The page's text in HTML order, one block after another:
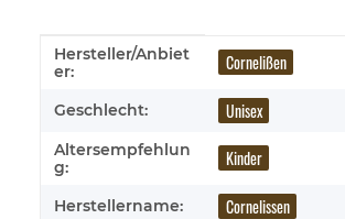
Produkteigenschaft
Wert
Hersteller/Anbiet
er:
Cornelißen
Geschlecht: Unisex
Altersempfehlun
g:
Kinder
Herstellername: Cornelissen